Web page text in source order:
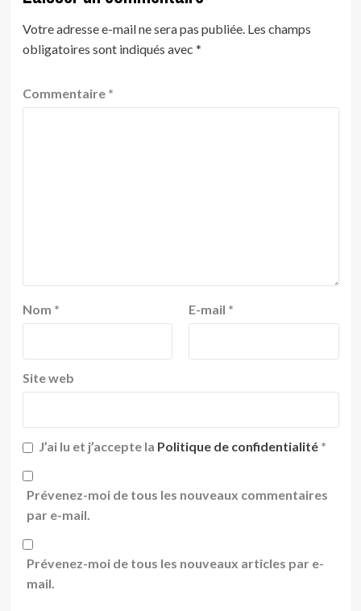
Votre adresse e-mail ne sera pas publiée. Les champs
obligatoires sont indiqués avec *
Commentaire *
Nom * E-mail *
Site web
J’ai lu et j’accepte la Politique de confidentialité *
Prévenez-moi de tous les nouveaux commentaires
par e-mail.
Prévenez-moi de tous les nouveaux articles par e-
mail.